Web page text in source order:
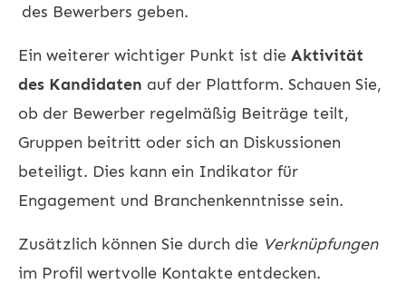
des Bewerbers geben.
Ein weiterer wichtiger Punkt ist die Aktivität
des Kandidaten auf der Plattform. Schauen Sie,
ob der Bewerber regelmäßig Beiträge teilt,
Gruppen beitritt oder sich an Diskussionen
beteiligt. Dies kann ein Indikator für
Engagement und Branchenkenntnisse sein.
Zusätzlich können Sie durch die Verknüpfungen
im Profil wertvolle Kontakte entdecken.